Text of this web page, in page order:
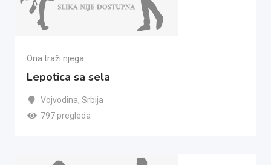
Ona traži njega
Lepotica sa sela
Vojvodina, Srbija
797 pregleda